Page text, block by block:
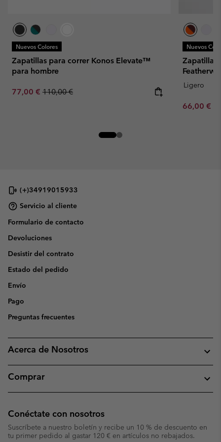
Nuevos Colores
Zapatillas para correr Konos Elevate™
para hombre
Sale price:
77,00 € Regular price:
110,00 €
Nuevos
Zapatillas
Ligero
Minimum
66,00 €
(+)34919015933
Servicio al cliente
Formulario de contacto
Devoluciones
Desistir del contrato
Estado del pedido
Envío
Pago
Preguntas frecuentes
Acerca de Nosotros
Comprar
Conéctate con nosotros
Suscríbete a nuestro boletín y recibe un 10 % de descuento en
tu primer pedido al gastar 120 € en artículos no rebajados.